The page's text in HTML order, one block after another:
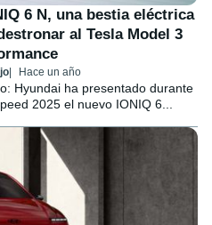
6 N, una bestia eléctrica
al Tesla Model 3
Hace un año
Hyundai ha presentado durante
2025 el nuevo IONIQ 6...